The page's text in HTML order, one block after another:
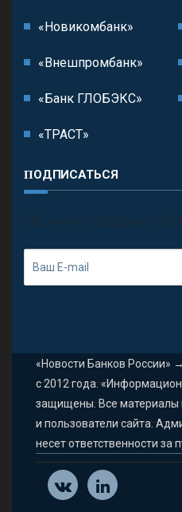
«Новикомбанк»
«Внешпромбанк»
«Банк ГЛОБЭКС»
«ТРАСТ»
ПОДПИСАТЬСЯ
П олучить последние
«Новости Банков России» →
с 2012 года.
защищены. Все материалы
и пользователи сайта.
несет ответственности за